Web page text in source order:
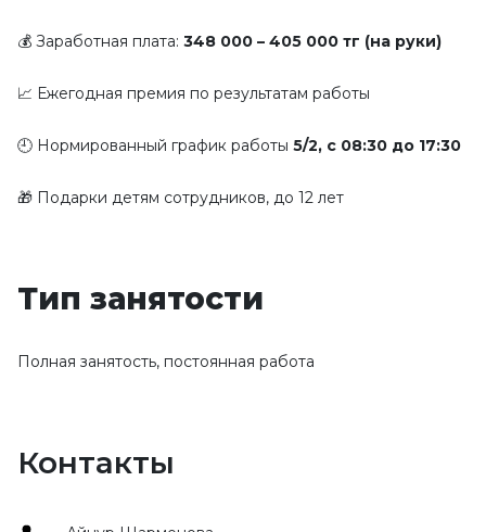
💰 Заработная плата: 348 000 – 405 000 тг (на руки)
📈 Ежегодная премия по результатам работы
🕘 Нормированный график работы 5/2, с 08:30 до 17:30
🎁 Подарки детям сотрудников, до 12 лет
Тип занятости
Полная занятость, постоянная работа
Контакты